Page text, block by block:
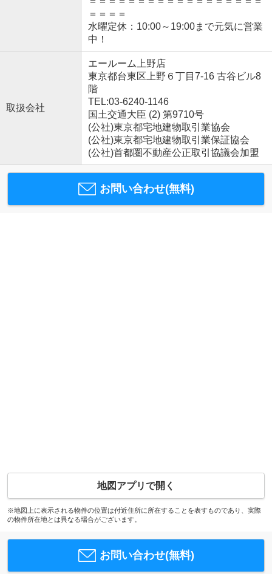
＝＝＝＝
水曜定休：10:00～19:00まで元気に営業
中！
取扱会社
エールーム上野店
東京都台東区上野６丁目7-16 古谷ビル8
階
TEL:03-6240-1146
国土交通大臣 (2) 第9710号
(公社)東京都宅地建物取引業協会
(公社)東京都宅地建物取引業保証協会
(公社)首都圏不動産公正取引協議会加盟
お問い合わせ(無料)
地図アプリで開く
※地図上に表示される物件の位置は付近住所に所在することを表すものであり、実際
の物件所在地とは異なる場合がございます。
お問い合わせ(無料)